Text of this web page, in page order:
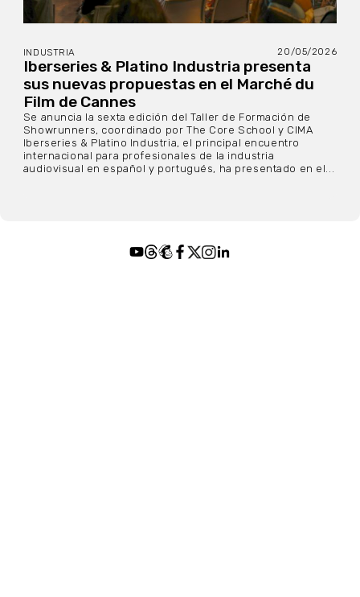
INDUSTRIA 20/05/2026
Iberseries & Platino Industria presenta
sus nuevas propuestas en el Marché du
Film de Cannes
Se anuncia la sexta edición del Taller de Formación de
Showrunners, coordinado por The Core School y CIMA
Iberseries & Platino Industria, el principal encuentro
internacional para profesionales de la industria
audiovisual en español y portugués, ha presentado en el...